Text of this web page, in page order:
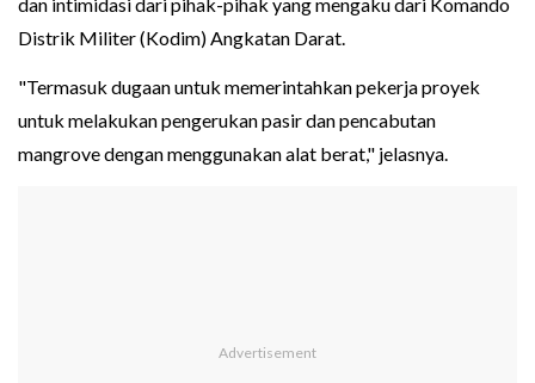
Distrik Militer (Kodim) Angkatan Darat.
"Termasuk dugaan untuk memerintahkan pekerja proyek
untuk melakukan pengerukan pasir dan pencabutan
mangrove dengan menggunakan alat berat," jelasnya.